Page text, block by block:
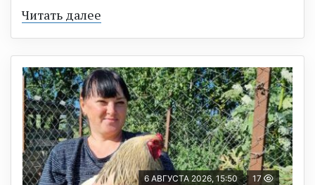
Читать далее
6 АВГУСТА 2026, 15:50 17